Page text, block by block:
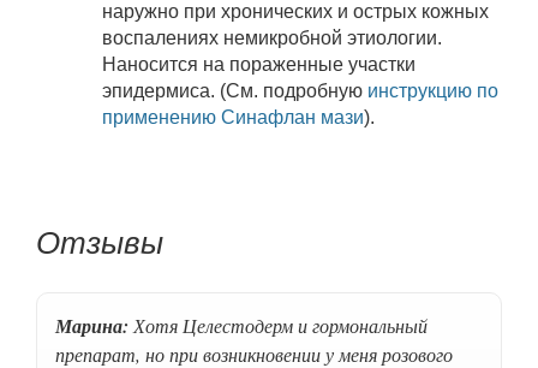
наружно при хронических и острых кожных
воспалениях немикробной этиологии.
Наносится на пораженные участки
эпидермиса. (См. подробную инструкцию по
применению Синафлан мази).
Отзывы
Марина:Хотя Целестодерм и гормональный
препарат, но при возникновении у меня розового